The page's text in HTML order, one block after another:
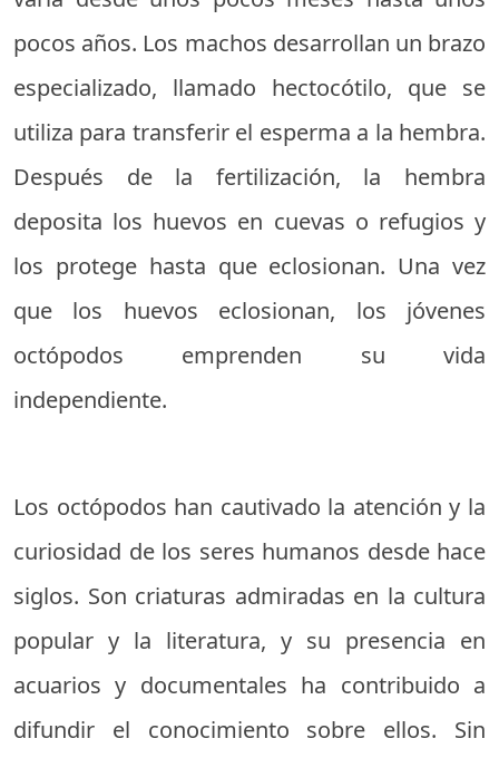
pocos años. Los machos desarrollan un brazo
especializado, llamado hectocótilo, que se
utiliza para transferir el esperma a la hembra.
Después de la fertilización, la hembra
deposita los huevos en cuevas o refugios y
los protege hasta que eclosionan. Una vez
que los huevos eclosionan, los jóvenes
octópodos emprenden su vida
independiente.
Los octópodos han cautivado la atención y la
curiosidad de los seres humanos desde hace
siglos. Son criaturas admiradas en la cultura
popular y la literatura, y su presencia en
acuarios y documentales ha contribuido a
difundir el conocimiento sobre ellos. Sin